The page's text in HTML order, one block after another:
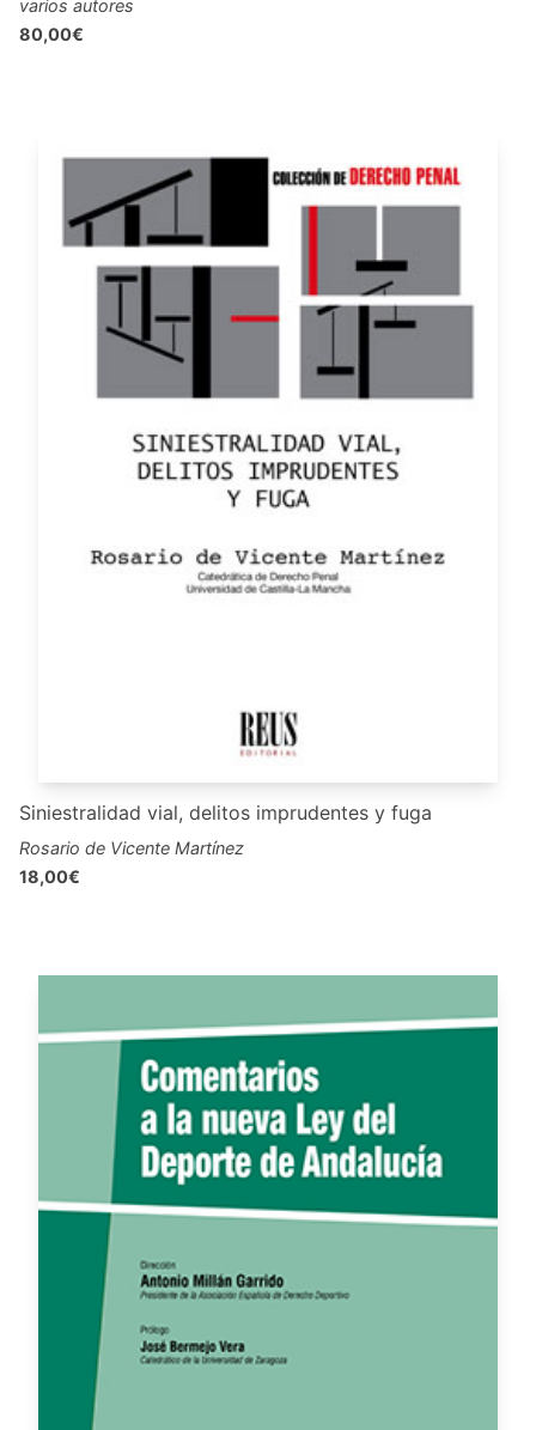
varios autores
80,00€
Siniestralidad vial, delitos imprudentes y fuga
Rosario de Vicente Martínez
18,00€